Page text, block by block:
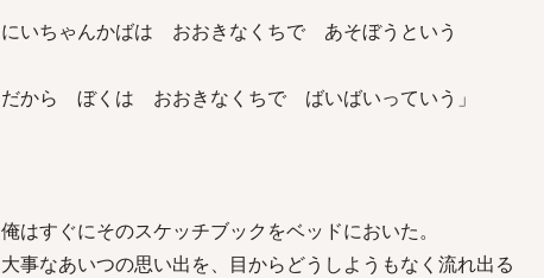
にいちゃんかばは おおきなくちで あそぼうという
だから ぼくは おおきなくちで ばいばいっていう」
俺はすぐにそのスケッチブックをベッドにおいた。
大事なあいつの思い出を、目からどうしようもなく流れ出る